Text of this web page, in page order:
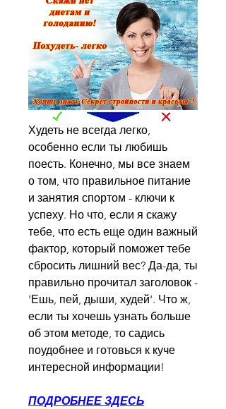
Худеть не всегда легко,
особенно если ты любишь
поесть. Конечно, мы все знаем
о том, что правильное питание
и занятия спортом - ключи к
успеху. Но что, если я скажу
тебе, что есть еще один важный
фактор, который поможет тебе
сбросить лишний вес? Да-да, ты
правильно прочитал заголовок -
'Ешь, пей, дыши, худей'. Что ж,
если ты хочешь узнать больше
об этом методе, то садись
поудобнее и готовься к куче
интересной информации!
ПОДРОБНЕЕ ЗДЕСЬ